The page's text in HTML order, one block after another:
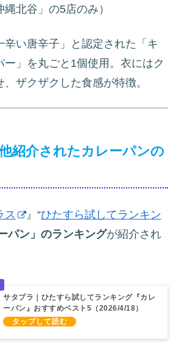
北谷」の5店のみ）
辛い唐辛子」と認定された「キ
ー」を丸ごと1個使用。衣にはク
ザクザクした食感が特徴。
他紹介されたカレーパンの
ス 』“ひたすら試してランキン
パン」のランキングが紹介され
サタプラ｜ひたすら試してランキング『カレ
ーパン』おすすめベスト5（2026/4/18）